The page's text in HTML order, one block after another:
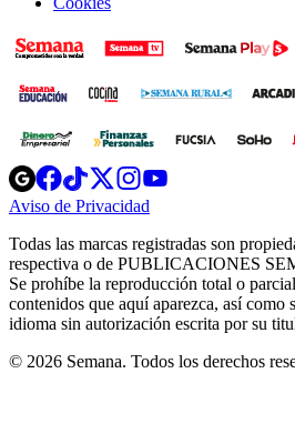
Opens
in
new
Opens
in
new
Opens
in
new
window
Opens
new
windowwindow
Aviso de Privacidad
new
window
Todas las marcas registradas son
respectiva o de PUBLICACIONES
Se prohíbe la reproducción total o
contenidos que aquí aparezca, así como
idioma sin autorización escrita por su
© 2026 Semana. Todos los derechos